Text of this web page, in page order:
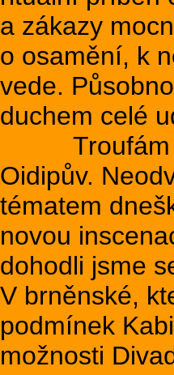
a zákazy
o osamění, k
vede.
duchem celé
Troufám si
Oidipův.
tématem
novou
dohodli jsme
V brněnské,
podmínek
možnosti